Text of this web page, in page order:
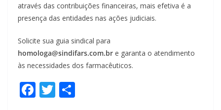
através das contribuições financeiras, mais efetiva é a
presença das entidades nas ações judiciais.
Solicite sua guia sindical para
homologa@sindifars.com.br e garanta o atendimento
às necessidades dos farmacêuticos.
F T